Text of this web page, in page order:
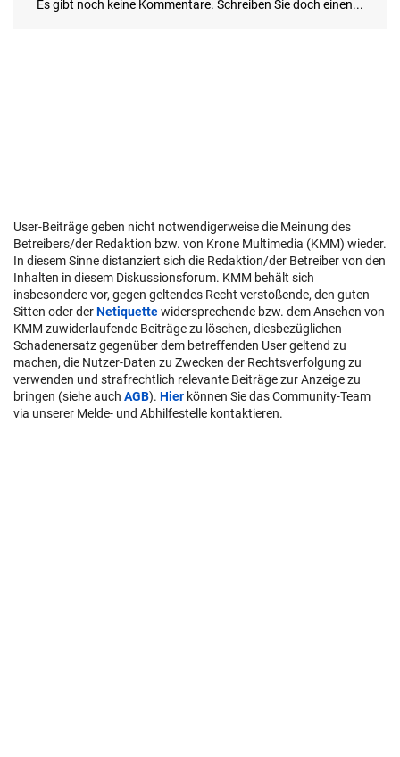
User-Beiträge geben nicht notwendigerweise die Meinung des
Betreibers/der Redaktion bzw. von Krone Multimedia (KMM) wieder.
In diesem Sinne distanziert sich die Redaktion/der Betreiber von den
Inhalten in diesem Diskussionsforum. KMM behält sich
insbesondere vor, gegen geltendes Recht verstoßende, den guten
Sitten oder derNetiquettewidersprechende bzw. dem Ansehen von
KMM zuwiderlaufende Beiträge zu löschen, diesbezüglichen
Schadenersatz gegenüber dem betreffenden User geltend zu
machen, die Nutzer-Daten zu Zwecken der Rechtsverfolgung zu
verwenden und strafrechtlich relevante Beiträge zur Anzeige zu
bringen (siehe auch AGB). Hier können Sie das Community-Team
via unserer Melde- und Abhilfestelle kontaktieren.